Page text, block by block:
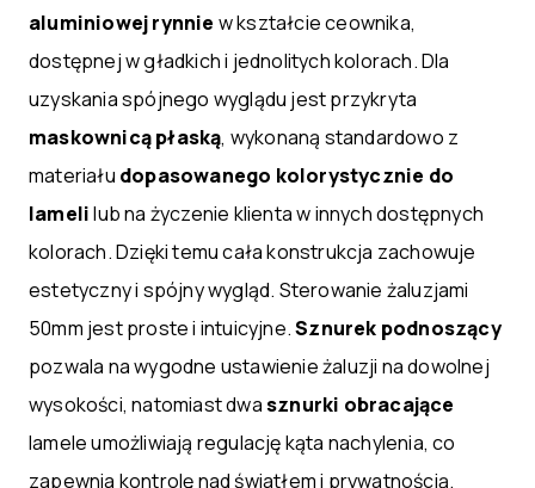
aluminiowej rynnie w kształcie ceownika,
dostępnej w gładkich i jednolitych kolorach. Dla
uzyskania spójnego wyglądu jest przykryta
maskownicą płaską, wykonaną standardowo z
materiału dopasowanego kolorystycznie do
lamelilub na życzenie klienta w innych dostępnych
kolorach. Dzięki temu cała konstrukcja zachowuje
estetyczny i spójny wygląd. Sterowanie żaluzjami
50mm jest proste i intuicyjne.Sznurek podnoszący
pozwala na wygodne ustawienie żaluzji na dowolnej
wysokości, natomiast dwasznurki obracające
lamele umożliwiają regulację kąta nachylenia, co
zapewnia kontrolę nad światłem i prywatnością.